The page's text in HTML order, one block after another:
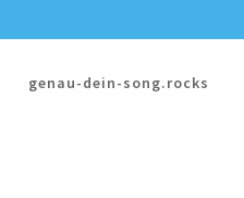
genau-dein-song.rocks